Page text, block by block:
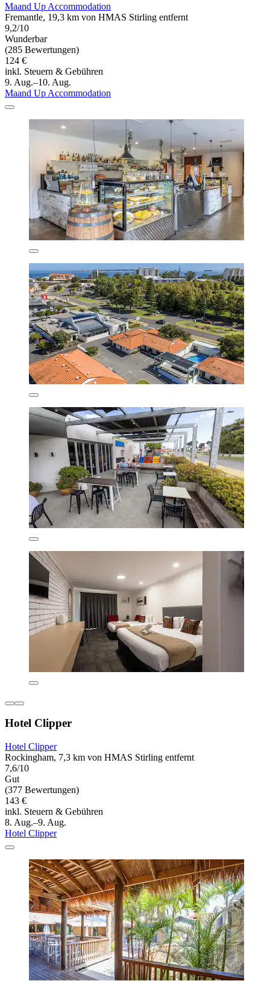
Maand Up Accommodation
Fremantle, 19,3 km von HMAS Stirling entfernt
9,2/10
Wunderbar
(285 Bewertungen)
124 €
inkl. Steuern & Gebühren
9. Aug.–10. Aug.
Maand Up Accommodation
Hotel Clipper
Hotel Clipper
Rockingham, 7,3 km von HMAS Stirling entfernt
7,6/10
Gut
(377 Bewertungen)
143 €
inkl. Steuern & Gebühren
8. Aug.–9. Aug.
Hotel Clipper